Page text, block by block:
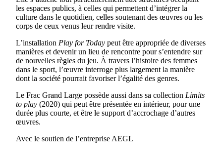
les espaces publics, à celles qui permettent d’intégrer la
culture dans le quotidien, celles soutenant des œuvres ou les
corps de ceux venus leur rendre visite.
L’installation Play for Today peut être appropriée de diverses
manières et devenir un lieu de rencontre pour s’entendre sur
de nouvelles règles du jeu. À travers l’histoire des femmes
dans le sport, l’œuvre interroge plus largement la manière
dont la société pourrait favoriser l’égalité des genres.
Le Frac Grand Large possède aussi dans sa collection Limits
to play (2020) qui peut être présentée en intérieur, pour une
durée plus courte, et être le support d’accrochage d’autres
œuvres.
Avec le soutien de l’entreprise AEGL